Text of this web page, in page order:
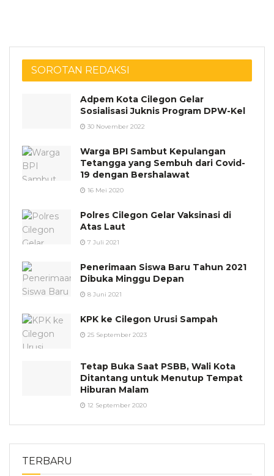
SOROTAN REDAKSI
Adpem Kota Cilegon Gelar
Sosialisasi Juknis Program DPW-Kel
30 November 2022
Warga BPI Sambut Kepulangan
Tetangga yang Sembuh dari Covid-
19 dengan Bershalawat
16 Mei 2020
Polres Cilegon Gelar Vaksinasi di
Atas Laut
7 Juli 2021
Penerimaan Siswa Baru Tahun 2021
Dibuka Minggu Depan
8 Juni 2021
KPK ke Cilegon Urusi Sampah
25 September 2023
Tetap Buka Saat PSBB, Wali Kota
Ditantang untuk Menutup Tempat
Hiburan Malam
12 September 2020
TERBARU